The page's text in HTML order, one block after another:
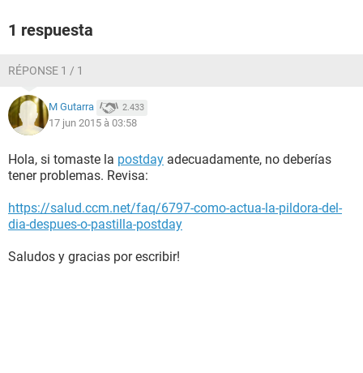
1 respuesta
RÉPONSE 1 / 1
M Gutarra 2.433
17 jun 2015 à 03:58
Hola, si tomaste la postday adecuadamente, no deberías
tener problemas. Revisa:
https://salud.ccm.net/faq/6797-como-actua-la-pildora-del-
dia-despues-o-pastilla-postday
Saludos y gracias por escribir!